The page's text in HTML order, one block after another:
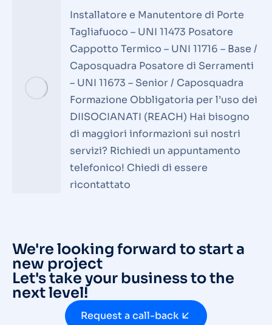
Installatore e Manutentore di Porte
Tagliafuoco – UNI 11473 Posatore
Cappotto Termico – UNI 11716 – Base /
Caposquadra Posatore di Serramenti
– UNI 11673 – Senior / Caposquadra
Formazione Obbligatoria per l’uso dei
DIISOCIANATI (REACH) Hai bisogno
di maggiori informazioni sui nostri
servizi? Richiedi un appuntamento
telefonico! Chiedi di essere
ricontattato
We're looking forward to start a
new project
Let's take your business to the
next level!
Request a call-back